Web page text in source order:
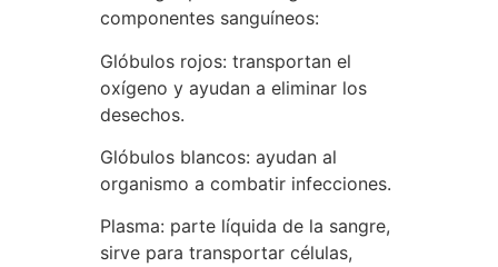
componentes sanguíneos:
Glóbulos rojos: transportan el
oxígeno y ayudan a eliminar los
desechos.
Glóbulos blancos: ayudan al
organismo a combatir infecciones.
Plasma: parte líquida de la sangre,
sirve para transportar células,